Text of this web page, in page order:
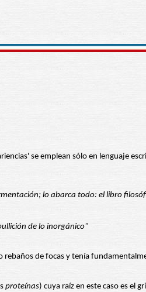
se emplean sólo en lenguaje
lo abarca todo: el libro
de lo inorgánico"
de focas y tenía
proteínas) cuya raíz en este caso es el